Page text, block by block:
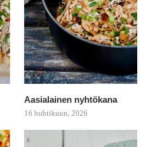
Aasialainen nyhtökana
16 huhtikuun, 2026